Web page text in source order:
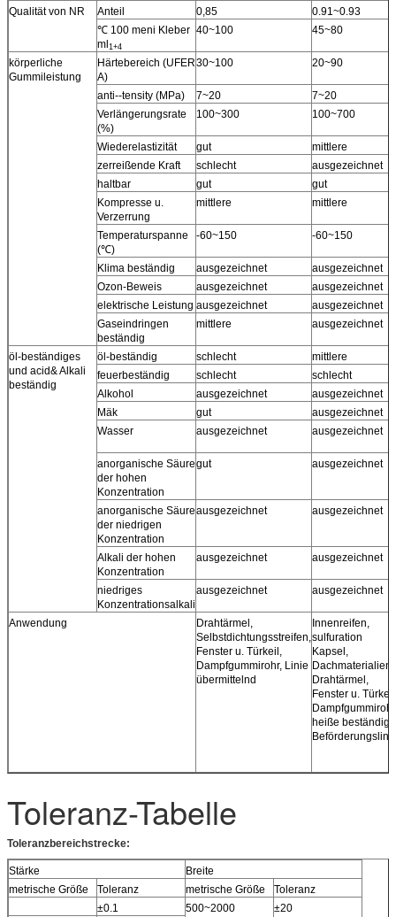
Qualität von NR
Anteil 0,85
0.91~0.93
℃ 100 meni Kleber
ml1+4
40~100 45~80
körperliche
Gummileistung
Härtebereich (UFER
A)
30~100 20~90
anti--tensity (MPa) 7~20
7~20
Verlängerungsrate
(%)
100~300 100~700
Wiederelastizität gut
mittlere
zerreißende Kraft
schlecht
ausgezeichnet
haltbar
gut
gut
Kompresse u.
Verzerrung
mittlere mittlere
Temperaturspanne
(℃)
-60~150 -60~150
Klima beständig ausgezeichnet
ausgezeichnet
Ozon-Beweis
ausgezeichnet
ausgezeichnet
elektrische Leistung ausgezeichnet
ausgezeichnet
Gaseindringen
beständig
mittlere ausgezeichnet
öl-beständiges
und acid& Alkali
beständig
öl-beständig schlecht
mittlere
feuerbeständig
schlecht
schlecht
Alkohol
ausgezeichnet
ausgezeichnet
Mäk
gut
ausgezeichnet
Wasser
ausgezeichnet ausgezeichnet
anorganische Säure
der hohen
Konzentration
gut ausgezeichnet
anorganische Säure
der niedrigen
Konzentration
ausgezeichnet ausgezeichnet
Alkali der hohen
Konzentration
ausgezeichnet ausgezeichnet
niedriges
Konzentrationsalkali
ausgezeichnet ausgezeichnet
Anwendung
Drahtärmel,
Selbstdichtungsstreifen,
Fenster u. Türkeil,
Dampfgummirohr, Linie
übermittelnd
Innenreifen,
sulfuration
Kapsel,
Dachmaterialien,
Drahtärmel,
Fenster u.
heiße beständige
Toleranz-Tabelle
Toleranzbereichstrecke:
Stärke
Breite
metrische Größe
Toleranz metrische Größe
Toleranz
±0.1
500~2000
±20